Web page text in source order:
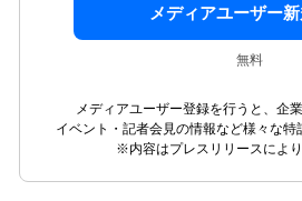
メディアユーザー
無料
メディアユーザー登録を行うと、企
イベント・記者会見の情報など様々な特
※内容はプレスリリースにより